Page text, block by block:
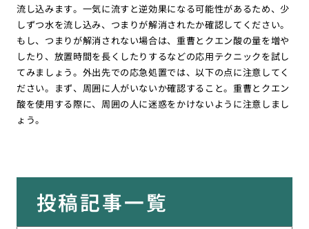
流し込みます。一気に流すと逆効果になる可能性があるため、少
しずつ水を流し込み、つまりが解消されたか確認してください。
もし、つまりが解消されない場合は、重曹とクエン酸の量を増や
したり、放置時間を長くしたりするなどの応用テクニックを試し
てみましょう。外出先での応急処置では、以下の点に注意してく
ださい。まず、周囲に人がいないか確認すること。重曹とクエン
酸を使用する際に、周囲の人に迷惑をかけないように注意しまし
ょう。
投稿記事一覧